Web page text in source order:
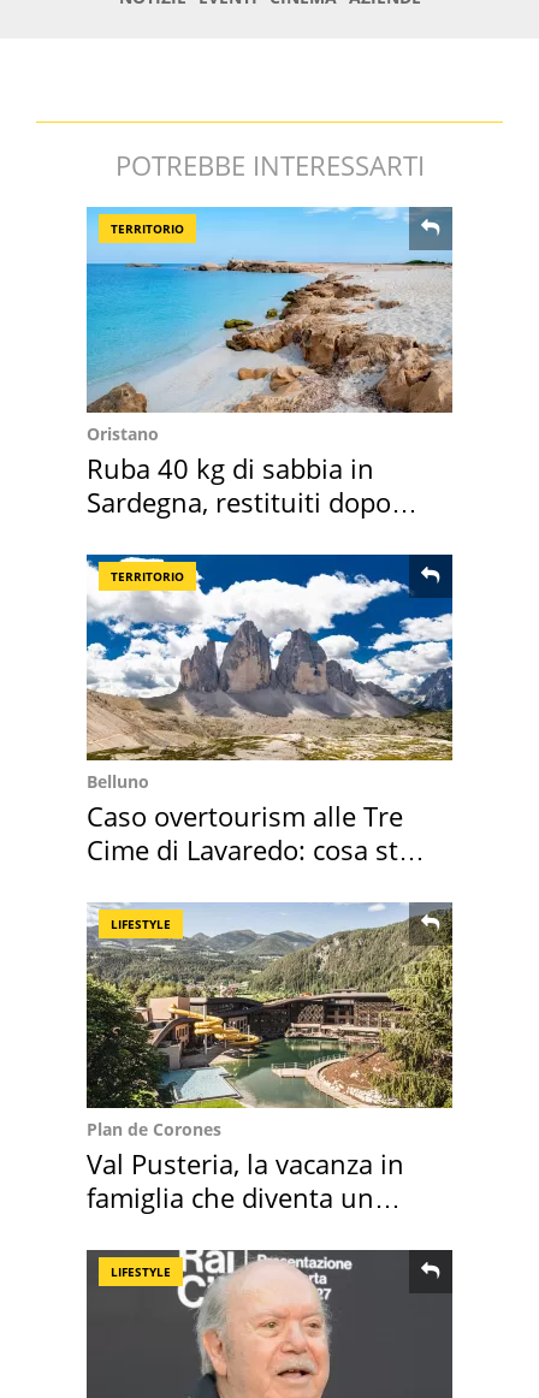
POTREBBE INTERESSARTI
TERRITORIO
Oristano
Ruba 40 kg di sabbia in
Sardegna, restituiti dopo
TERRITORIO
Belluno
Caso overtourism alle Tre
Cime di Lavaredo: cosa sta
LIFESTYLE
Plan de Corones
Val Pusteria, la vacanza in
famiglia che diventa un
LIFESTYLE